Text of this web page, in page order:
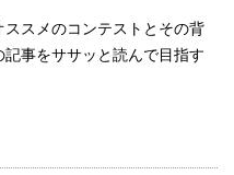
スメのコンテストとその背
事をササッと読んで目指す